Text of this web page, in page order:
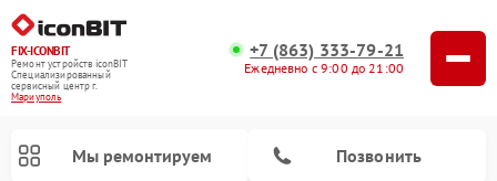
FIX-ICONBIT
Ремонт устройств iconBIT
Специализированный
cервисный центр г.
Мариуполь
+7 (863) 333-79-21
Ежедневно с 9:00 до 21:00
Мы ремонтируем Позвонить